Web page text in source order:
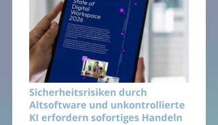
Sicherheitsrisiken durch
Altsoftware und unkontrollierte
KI erfordern sofortiges Handeln